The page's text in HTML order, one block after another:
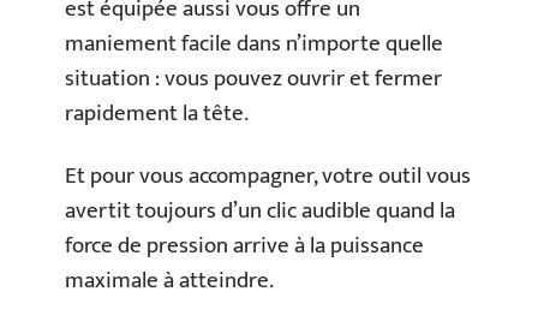
est équipée aussi vous offre un
maniement facile dans n’importe quelle
situation : vous pouvez ouvrir et fermer
rapidement la tête.
Et pour vous accompagner, votre outil vous
avertit toujours d’un clic audible quand la
force de pression arrive à la puissance
maximale à atteindre.